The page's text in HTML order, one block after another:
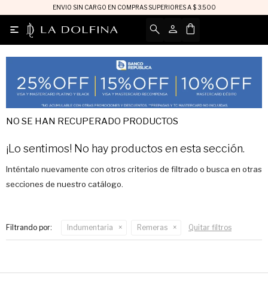
ENVIO SIN CARGO EN COMPRAS SUPERIORES A $ 3.500

NO SE HAN RECUPERADO PRODUCTOS
¡Lo sentimos! No hay productos en esta sección.
Inténtalo nuevamente con otros criterios de filtrado o busca en otras
secciones de nuestro catálogo.
Filtrando por: Indumentaria Remeras Quitar filtros